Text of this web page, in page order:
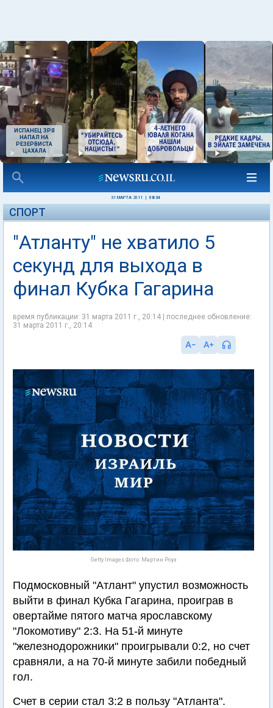
ИСПАНЕЦ ЗРЯ
НАПАЛ НА
РЕЗЕРВИСТА
ЦАХАЛА
31 МАРТА 2011 08:34
СПОРТ
"Атланту" не хватило 5
секунд для выхода в
финал Кубка Гагарина
время публикации: 31 марта 2011 г., 20:14 | последнее обновление:
31 марта 2011 г., 20:14
Getty Images Фото: Мартин Роуз
Подмосковный "Атлант" упустил возможность
выйти в финал Кубка Гагарина, проиграв в
овертайме пятого матча ярославскому
"Локомотиву" 2:3. На 51-й минуте
"железнодорожники" проигрывали 0:2, но счет
сравняли, а на 70-й минуте забили победный
гол.
Счет в серии стал 3:2 в пользу "Атланта".